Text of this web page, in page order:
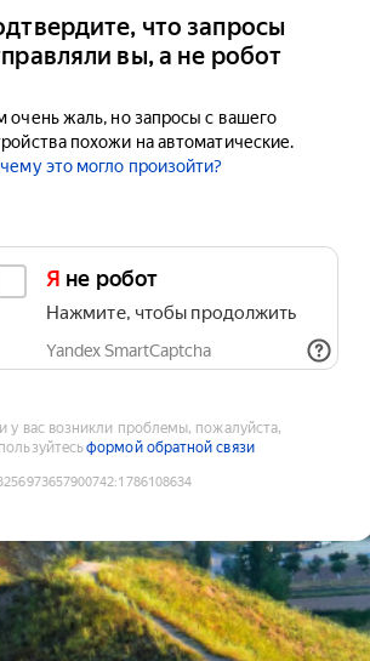
что запросы
вы, а не робот
очень жаль, но запросы с вашего
похожи на автоматические.
это могло произойти?
Я не робот
Нажмите, чтобы продолжить
Yandex SmartCaptcha
у вас возникли проблемы, пожалуйста,
формой обратной связи
:1786108634